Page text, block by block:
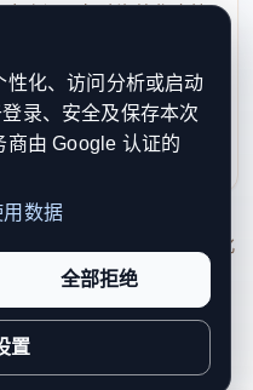
资讯，帮助海外华人快
先处理站务、投稿与权
Reserved. 本网站持续优化
明，以提升品牌信任感和
隐私政策
化、访问分析或启动
录、安全及保存本次
商由 Google 认证的
数据
全部拒绝
置